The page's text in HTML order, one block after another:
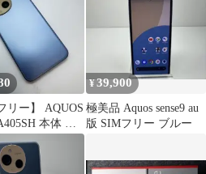
リー】 AQUOS
本体 動
み
¥39,900
極美品 Aquos sense9 au
版 SIMフリー ブルー